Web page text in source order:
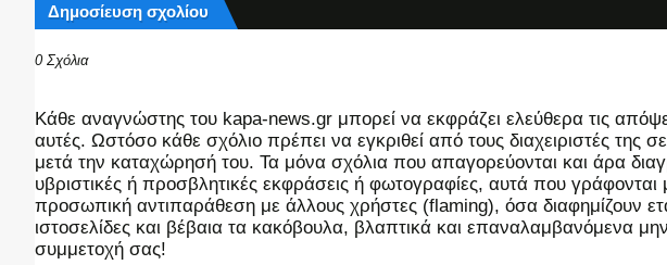
Δημοσίευση σχολίου
0 Σχόλια
Kάθε αναγνώστης του kapa-news.gr μπορεί να εκφράζει ελεύθερα τις
αυτές. Ωστόσο κάθε σχόλιο πρέπει να εγκριθεί από τους διαχειριστές της
μετά την καταχώρησή του. Τα μόνα σχόλια που απαγορεύονται και άρα
υβριστικές ή προσβλητικές εκφράσεις ή φωτογραφίες, αυτά που
προσωπική αντιπαράθεση με άλλους χρήστες (flaming), όσα διαφημίζουν
ιστοσελίδες και βέβαια τα κακόβουλα, βλαπτικά και επαναλαμβανόμενα
συμμετοχή σας!